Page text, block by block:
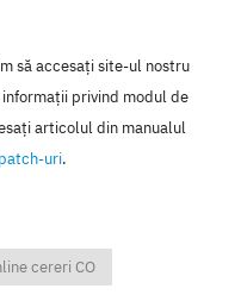
să accesaţi site-ul nostru
privind modul de
articolul din manualul
uri.
cereri CO